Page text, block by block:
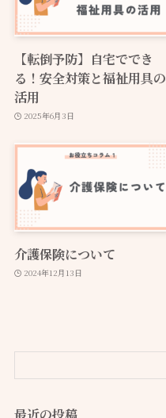
【転倒予防】自宅ででき
る！安全対策と福祉用具の
活用
2025年6月3日
介護保険について
2024年12月13日